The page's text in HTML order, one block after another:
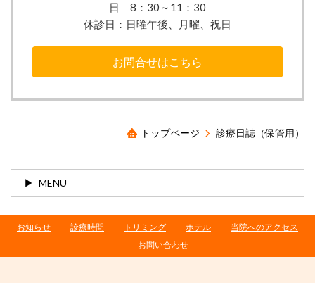
日 8：30～11：30
休診日： 日曜午後、月曜、祝日
お問合せはこちら
トップページ 診療日誌（保管用）
MENU
お知らせ 診療時間 トリミング ホテル
当院へのアクセス
お問い合わせ